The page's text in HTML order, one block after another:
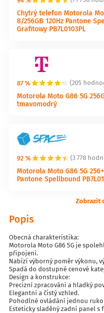
Chytrý telefon Motorola
8/256GB 120Hz Pantone
Grafitowy PB7L0103PL
87 % (205
Motorola Moto G86 5G
tmavomodrý
92 % (3 778
Motorola Moto G86 5G
Pantone Spellbound
Zobrazit
Popis
Obecná charakteristika:
Motorola Moto G86 5G je
připojení.
Nabízí výborný poměr výkonu,
Spadá do dostupné cenové
Design a konstrukce:
Precizní zpracování a hladký
Elegantní a čistý vzhled.
Pohodlné ovládání jednou
Esteticky sladěný zadní panel